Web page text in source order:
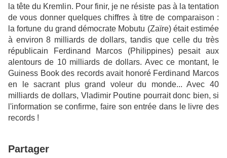
la tête du Kremlin. Pour finir, je ne résiste pas à la tentation
de vous donner quelques chiffres à titre de comparaison :
la fortune du grand démocrate Mobutu (Zaïre) était estimée
à environ 8 milliards de dollars, tandis que celle du très
républicain Ferdinand Marcos (Philippines) pesait aux
alentours de 10 milliards de dollars. Avec ce montant, le
Guiness Book des records avait honoré Ferdinand Marcos
en le sacrant plus grand voleur du monde... Avec 40
milliards de dollars, Vladimir Poutine pourrait donc bien, si
l'information se confirme, faire son entrée dans le livre des
records !
Partager